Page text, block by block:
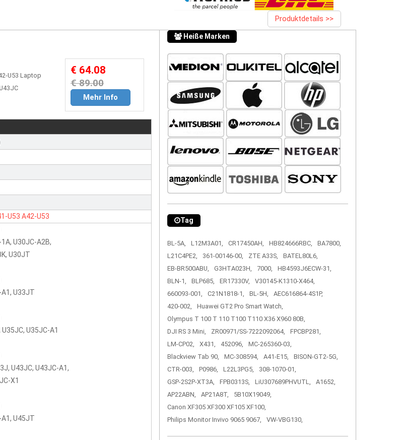
Produktdetails >>
U53 Laptop
€ 64.08
€ 89.00
Mehr Info
U53 A42-U53
U30JC-A2B,
U30JT
A1, U33JT
U35JC, U35JC-A1
U43JC, U43JC-A1,
X1
A1, U45JT
Heiße Marken
Tag
BL-5A, L12M3A01, CR17450AH, HB824666RBC,
BA7800,
L21C4PE2,
361-00146-00, ZTE A33S,
BATEL80L6,
EB-BR500ABU,
G3HTA023H, 7000,
HB4593J6ECW-31,
BLN-1,
BLP685, ER17330V,
V30145-K1310-X464,
660093-001,
C21N1818-1, BL-5H,
AEC616864-4S1P,
420-002,
Huawei GT2 Pro Smart Watch,
Olympus T 100 T 110 T100 T110 X36 X960 80B,
DJI RS 3 Mini,
ZR00971/SS-7222092064,
FPCBP281,
LM-CP02,
X431, 452096,
MC-265360-03,
Blackview Tab 90,
MC-308594, A41-E15,
BISON-GT2-5G,
CTR-003,
P0986, L22L3PG5,
308-1070-01,
GSP-2S2P-XT3A,
FPB0313S, LiU307689PHVUTL,
A1652,
AP22ABN,
AP21A8T,
5B10X19049,
Canon XF305 XF300 XF105 XF100,
Philips Monitor Invivo 9065 9067,
VW-VBG130,